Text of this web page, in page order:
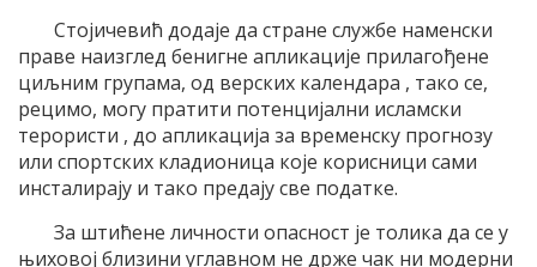
Стојичевић додаје да стране службе наменски
праве наизглед бенигне апликације прилагођене
циљним групама, од верских календара , тако се,
рецимо, могу пратити потенцијални исламски
терористи , до апликација за временску прогнозу
или спортских кладионица које корисници сами
инсталирају и тако предају све податке.
За штићене личности опасност је толика да се у
њиховој близини углавном не држе чак ни модерни